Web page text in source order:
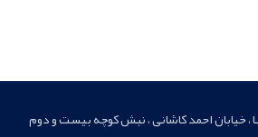
، خیابان احمد کاشانی ، نبش کوچه بیست و دوم